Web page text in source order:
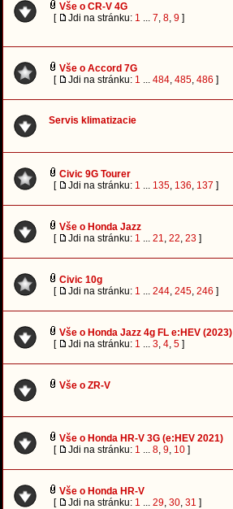
Vše o CR-V 4G
[
Jdi na stránku: 1 ... 7, 8, 9 ]
Vše o Accord 7G
[
Jdi na stránku: 1 ... 484, 485, 486 ]
Servis klimatizacie
Civic 9G Tourer
[
Jdi na stránku: 1 ... 135, 136, 137 ]
Vše o Honda Jazz
[
Jdi na stránku: 1 ... 21, 22, 23 ]
Civic 10g
[
Jdi na stránku: 1 ... 244, 245, 246 ]
Vše o Honda Jazz 4g FL e:HEV (2023)
[
Jdi na stránku: 1 ... 3, 4, 5 ]
Vše o ZR-V
Vše o Honda HR-V 3G (e:HEV 2021)
[
Jdi na stránku: 1 ... 8, 9, 10 ]
Vše o Honda HR-V
[
Jdi na stránku: 1 ... 29, 30, 31 ]